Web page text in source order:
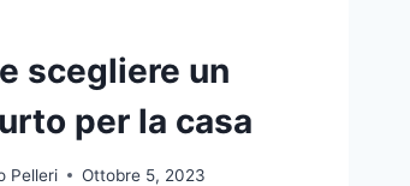
scegliere un
per la casa
Pelleri Ottobre 5, 2023